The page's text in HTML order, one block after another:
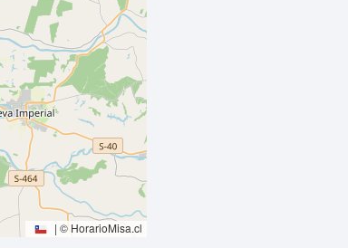
| © HorarioMisa.cl